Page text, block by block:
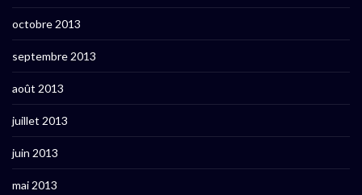
octobre 2013
septembre 2013
août 2013
juillet 2013
juin 2013
mai 2013